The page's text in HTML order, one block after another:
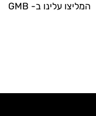
המליצו עלינו ב- GMB